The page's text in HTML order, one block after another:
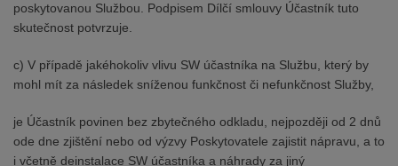
poskytovanou Službou. Podpisem Dílčí smlouvy Účastník tuto
skutečnost potvrzuje.
c) V případě jakéhokoliv vlivu SW účastníka na Službu, který by
mohl mít za následek sníženou funkčnost či nefunkčnost Služby,
je Účastník povinen bez zbytečného odkladu, nejpozději od 2 dnů
ode dne zjištění nebo od výzvy Poskytovatele zajistit nápravu, a to
i včetně deinstalace SW účastníka a náhrady za jiný